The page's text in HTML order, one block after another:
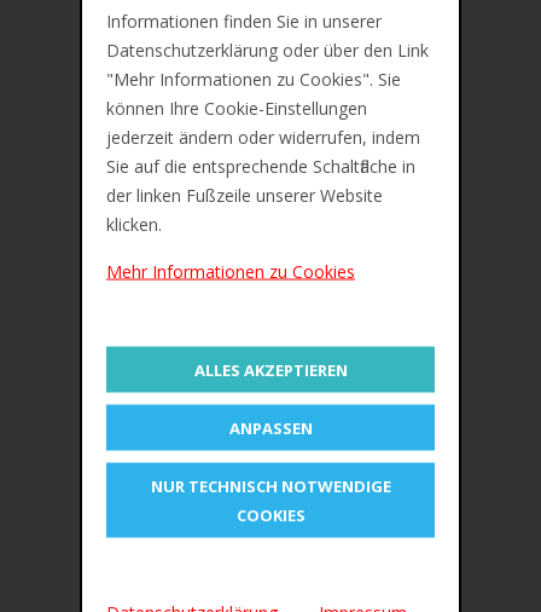
Informationen finden Sie in unserer
Datenschutzerklärung oder über den Link
"Mehr Informationen zu Cookies". Sie
können Ihre Cookie-Einstellungen
jederzeit ändern oder widerrufen, indem
Sie auf die entsprechende Schaltfläche in
der linken Fußzeile unserer Website
klicken.
Mehr Informationen zu Cookies
ALLES AKZEPTIEREN
ANPASSEN
NUR TECHNISCH NOTWENDIGE
COOKIES
Lieferung ca. zwischen Mo, 10. Aug und Mi,
12. Aug
Preis inkl. 19% MwSt. Zzgl. Versandkosten
Beschreibung
Maped Synthetikhaarpinsel-Set COLOR'PEPS,